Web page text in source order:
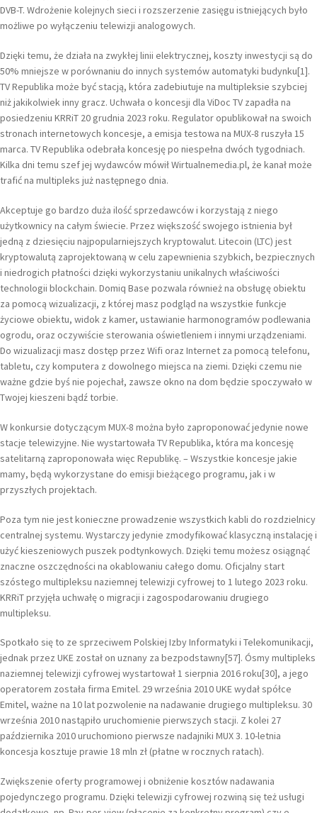
DVB-T. Wdrożenie kolejnych sieci i rozszerzenie zasięgu istniejących było
możliwe po wyłączeniu telewizji analogowych.
Dzięki temu, że działa na zwykłej linii elektrycznej, koszty inwestycji są do
50% mniejsze w porównaniu do innych systemów automatyki budynku[1].
TV Republika może być stacją, która zadebiutuje na multipleksie szybciej
niż jakikolwiek inny gracz. Uchwała o koncesji dla ViDoc TV zapadła na
posiedzeniu KRRiT 20 grudnia 2023 roku. Regulator opublikował na swoich
stronach internetowych koncesje, a emisja testowa na MUX-8 ruszyła 15
marca. TV Republika odebrała koncesję po niespełna dwóch tygodniach.
Kilka dni temu szef jej wydawców mówił Wirtualnemedia.pl, że kanał może
trafić na multipleks już następnego dnia.
Akceptuje go bardzo duża ilość sprzedawców i korzystają z niego
użytkownicy na całym świecie. Przez większość swojego istnienia był
jedną z dziesięciu najpopularniejszych kryptowalut. Litecoin (LTC) jest
kryptowalutą zaprojektowaną w celu zapewnienia szybkich, bezpiecznych
i niedrogich płatności dzięki wykorzystaniu unikalnych właściwości
technologii blockchain. Domiq Base pozwala również na obsługę obiektu
za pomocą wizualizacji, z której masz podgląd na wszystkie funkcje
życiowe obiektu, widok z kamer, ustawianie harmonogramów podlewania
ogrodu, oraz oczywiście sterowania oświetleniem i innymi urządzeniami.
Do wizualizacji masz dostęp przez Wifi oraz Internet za pomocą telefonu,
tabletu, czy komputera z dowolnego miejsca na ziemi. Dzięki czemu nie
ważne gdzie byś nie pojechał, zawsze okno na dom będzie spoczywało w
Twojej kieszeni bądź torbie.
W konkursie dotyczącym MUX-8 można było zaproponować jedynie nowe
stacje telewizyjne. Nie wystartowała TV Republika, która ma koncesję
satelitarną zaproponowała więc Republikę. – Wszystkie koncesje jakie
mamy, będą wykorzystane do emisji bieżącego programu, jak i w
przyszłych projektach.
Poza tym nie jest konieczne prowadzenie wszystkich kabli do rozdzielnicy
centralnej systemu. Wystarczy jedynie zmodyfikować klasyczną instalację i
użyć kieszeniowych puszek podtynkowych. Dzięki temu możesz osiągnąć
znaczne oszczędności na okablowaniu całego domu. Oficjalny start
szóstego multipleksu naziemnej telewizji cyfrowej to 1 lutego 2023 roku.
KRRiT przyjęła uchwałę o migracji i zagospodarowaniu drugiego
multipleksu.
Spotkało się to ze sprzeciwem Polskiej Izby Informatyki i Telekomunikacji,
jednak przez UKE został on uznany za bezpodstawny[57]. Ósmy multipleks
naziemnej telewizji cyfrowej wystartował 1 sierpnia 2016 roku[30], a jego
operatorem została firma Emitel. 29 września 2010 UKE wydał spółce
Emitel, ważne na 10 lat pozwolenie na nadawanie drugiego multipleksu. 30
września 2010 nastąpiło uruchomienie pierwszych stacji. Z kolei 27
października 2010 uruchomiono pierwsze nadajniki MUX 3. 10-letnia
koncesja kosztuje prawie 18 mln zł (płatne w rocznych ratach).
Zwiększenie oferty programowej i obniżenie kosztów nadawania
pojedynczego programu. Dzięki telewizji cyfrowej rozwiną się też usługi